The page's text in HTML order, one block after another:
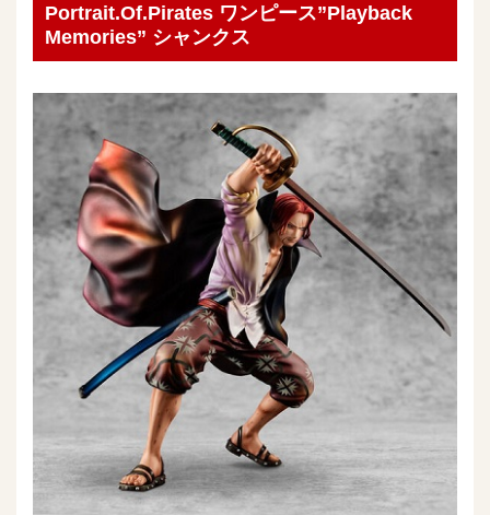
Portrait.Of.Pirates ワンピース”Playback
Memories” シャンクス